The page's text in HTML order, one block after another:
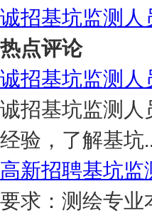
诚招基坑监测人
热点评论
诚招基坑监测人
诚招基坑监测人
经验，了解基坑
高新招聘基坑
要求：测绘专业